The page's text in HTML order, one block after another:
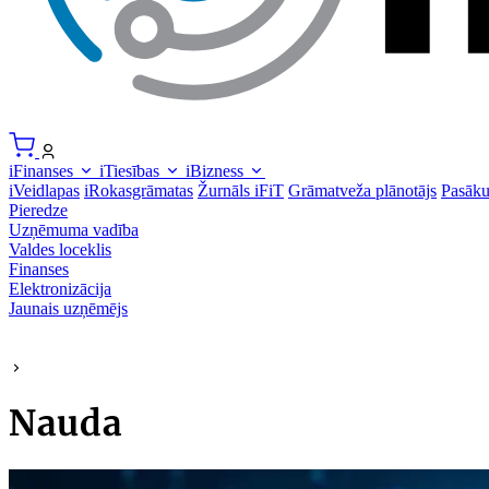
iFinanses iTiesības
iBizness
iVeidlapas iRokasgrāmatas Žurnāls iFiT Grāmatveža plānotājs
Pieredze
Uzņēmuma vadība
Valdes loceklis
Finanses
Elektronizācija
Jaunais uzņēmējs
Nauda